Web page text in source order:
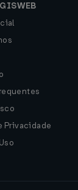
Privacidade